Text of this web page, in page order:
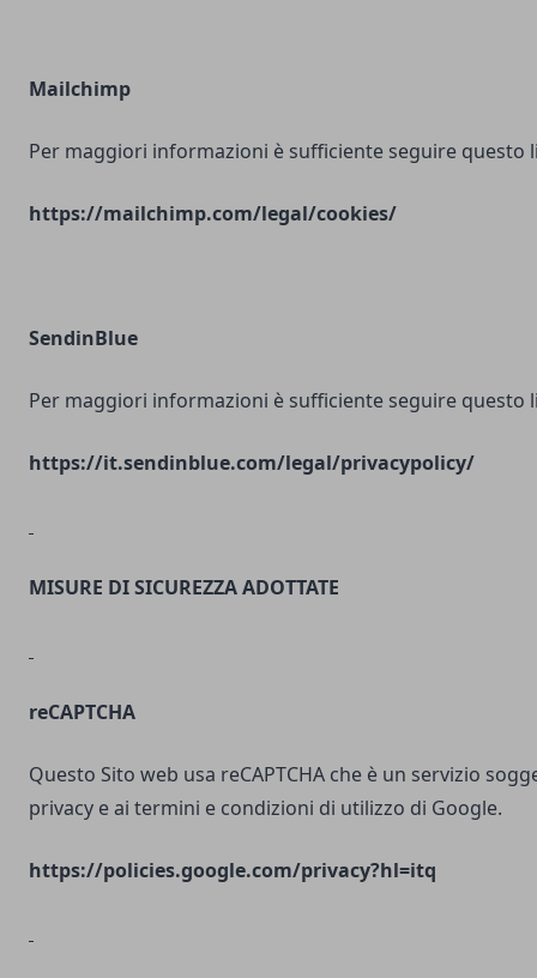
Mailchimp
Per maggiori informazioni è sufficiente seguire questo
https://mailchimp.com/legal/cookies/
SendinBlue
Per maggiori informazioni è sufficiente seguire questo
https://it.sendinblue.com/legal/privacypolicy/
MISURE DI SICUREZZA ADOTTATE
reCAPTCHA
Questo Sito web usa reCAPTCHA che è un servizio
privacy e ai termini e condizioni di utilizzo di Google.
https://policies.google.com/privacy?hl=itq